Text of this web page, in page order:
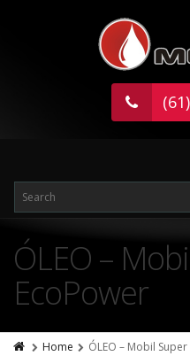
ÓLEO –
EcoPower
Home ÓLEO – Mobil